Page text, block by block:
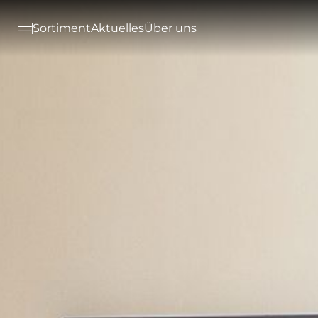
SortimentAktuellesÜber uns